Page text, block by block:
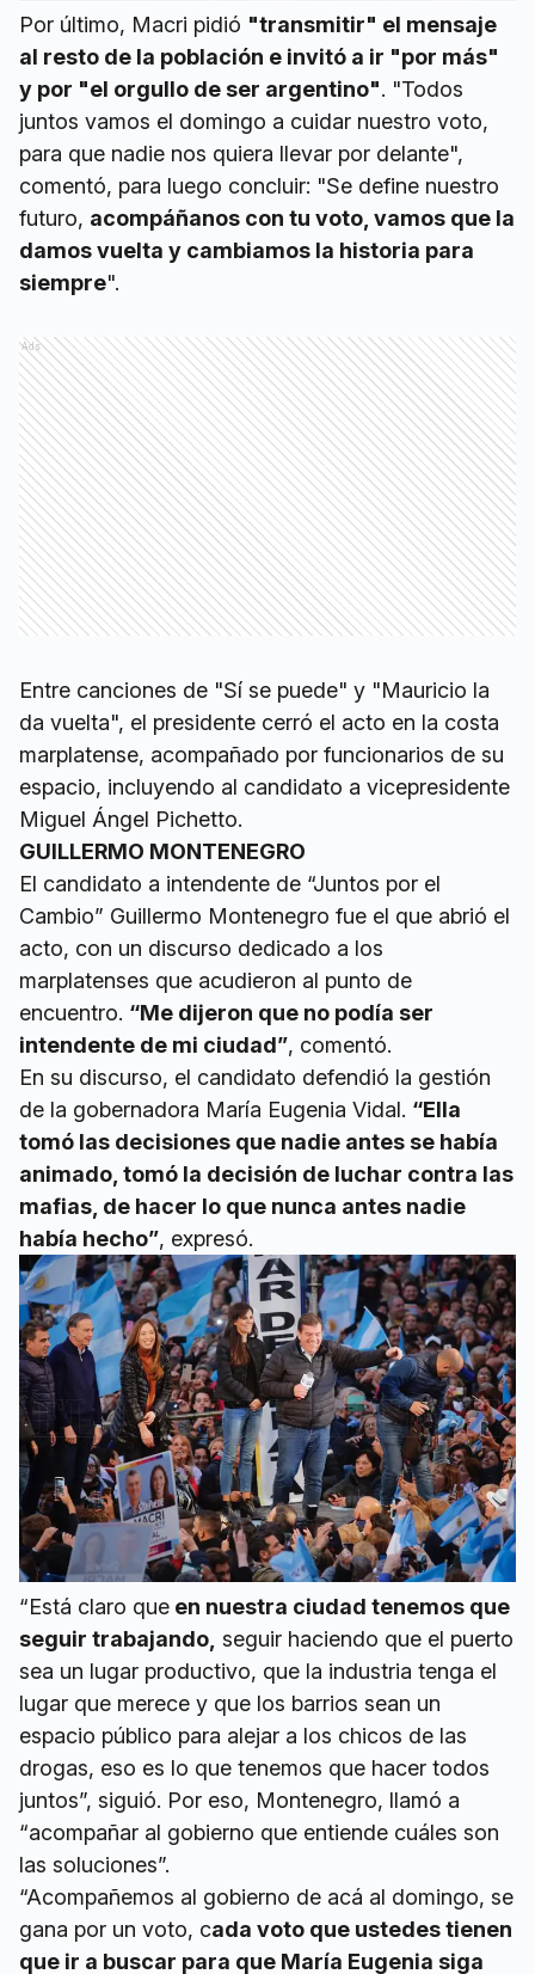
Por último, Macri pidió "transmitir" el mensaje
al resto de la población e invitó a ir "por más"
y por "el orgullo de ser argentino". "Todos
juntos vamos el domingo a cuidar nuestro voto,
para que nadie nos quiera llevar por delante",
comentó, para luego concluir: "Se define nuestro
futuro, acompáñanos con tu voto, vamos que la
damos vuelta y cambiamos la historia para
siempre".
Ads
Entre canciones de "Sí se puede" y "Mauricio la
da vuelta", el presidente cerró el acto en la costa
marplatense, acompañado por funcionarios de su
espacio, incluyendo al candidato a vicepresidente
Miguel Ángel Pichetto.
GUILLERMO MONTENEGRO
El candidato a intendente de “Juntos por el
Cambio” Guillermo Montenegro fue el que abrió el
acto, con un discurso dedicado a los
marplatenses que acudieron al punto de
encuentro. “Me dijeron que no podía ser
intendente de mi ciudad”, comentó.
En su discurso, el candidato defendió la gestión
de la gobernadora María Eugenia Vidal. “Ella
tomó las decisiones que nadie antes se había
animado, tomó la decisión de luchar contra las
mafias, de hacer lo que nunca antes nadie
había hecho”, expresó.
“Está claro que en nuestra ciudad tenemos que
seguir trabajando, seguir haciendo que el puerto
sea un lugar productivo, que la industria tenga el
lugar que merece y que los barrios sean un
espacio público para alejar a los chicos de las
drogas, eso es lo que tenemos que hacer todos
juntos”, siguió. Por eso, Montenegro, llamó a
“acompañar al gobierno que entiende cuáles son
las soluciones”.
“Acompañemos al gobierno de acá al domingo, se
gana por un voto, cada voto que ustedes tienen
que ir a buscar para que María Eugenia siga